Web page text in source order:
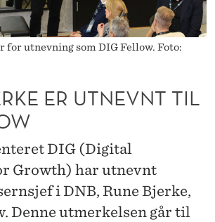
for utnevning som DIG Fellow. Foto:
ER UTNEVNT TIL
DIG (Digital
Growth) har utnevnt
i DNB, Rune Bjerke,
Denne utmerkelsen går til